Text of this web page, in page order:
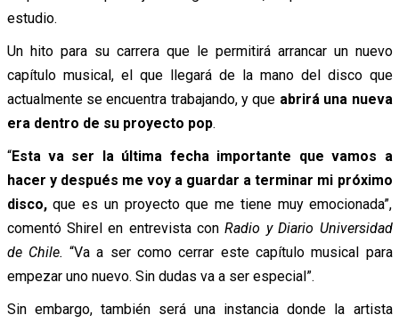
estudio.
Un hito para su carrera que le permitirá arrancar un nuevo
capítulo musical, el que llegará de la mano del disco que
actualmente se encuentra trabajando, y que abrirá una nueva
era dentro de su proyecto pop.
“Esta va ser la última fecha importante que vamos a
hacer y después me voy a guardar a terminar mi próximo
disco,que es un proyecto que me tiene muy emocionada”,
comentó Shirel en entrevista conRadio y Diario Universidad
de Chile. “Va a ser como cerrar este capítulo musical para
empezar uno nuevo. Sin dudas va a ser especial”.
Sin embargo, también será una instancia donde la artista